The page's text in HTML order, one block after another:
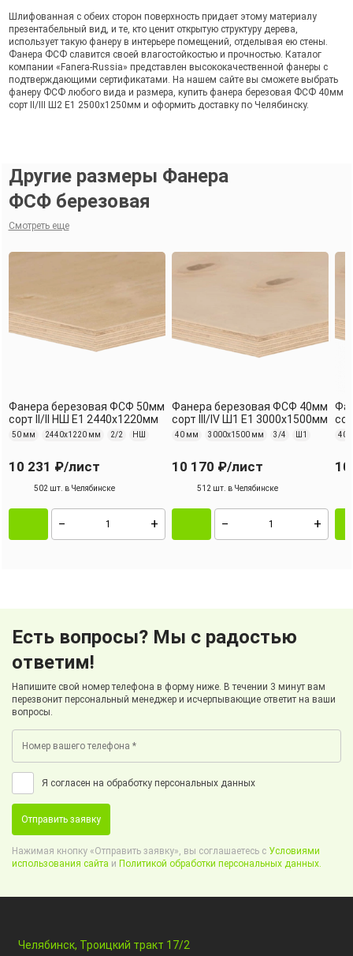
Шлифованная с обеих сторон поверхность придает этому материалу
презентабельный вид, и те, кто ценит открытую структуру дерева,
использует такую фанеру в интерьере помещений, отделывая ею стены.
Фанера ФСФ славится своей влагостойкостью и прочностью. Каталог
компании «Fanera-Russia» представлен высококачественной фанеры с
подтверждающими сертификатами. На нашем сайте вы сможете выбрать
фанеру ФСФ любого вида и размера, купить фанера березовая ФСФ 40мм
сорт II/III Ш2 Е1 2500x1250мм и оформить доставку по Челябинску.
Другие размеры Фанера
ФСФ березовая
Смотреть еще
Фанера березовая ФСФ 50мм
сорт II/II НШ Е1 2440x1220мм
50 мм 2440х1220 мм 2/2 НШ
10 231 ₽/лист
502 шт. в Челябинске
Фанера березовая ФСФ 40мм
сорт III/IV Ш1 Е1 3000x1500мм
40 мм 3000х1500 мм 3/4 Ш1
10 170 ₽/лист
512 шт. в Челябинске
40
Есть вопросы? Мы с радостью
ответим!
Напишите свой номер телефона в форму ниже. В течении 3 минут вам
перезвонит персональный менеджер и исчерпывающие ответит на ваши
вопросы.
Я согласен на обработку персональных данных
Отправить заявку
Нажимая кнопку «Отправить заявку», вы соглашаетесь с Условиями
использования сайта и Политикой обработки персональных данных.
Челябинск, Троицкий тракт 17/2